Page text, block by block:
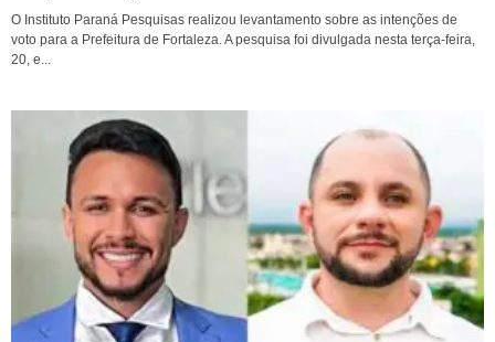
O Instituto Paraná Pesquisas realizou levantamento sobre as intenções de
voto para a Prefeitura de Fortaleza. A pesquisa foi divulgada nesta terça-feira,
20, e...